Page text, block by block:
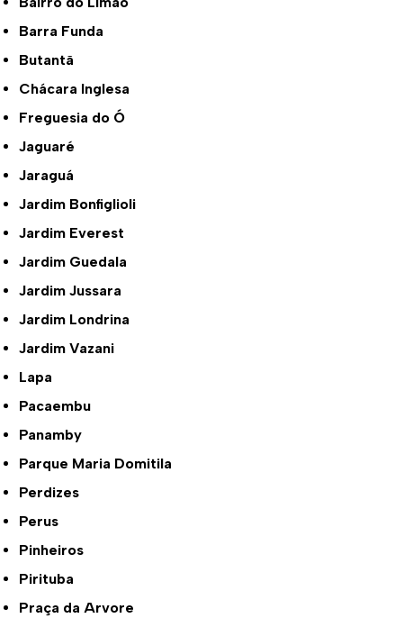
Barra Funda
Butantã
Chácara Inglesa
Freguesia do Ó
Jaguaré
Jaraguá
Jardim Bonfiglioli
Jardim Everest
Jardim Guedala
Jardim Jussara
Jardim Londrina
Jardim Vazani
Lapa
Pacaembu
Panamby
Parque Maria Domitila
Perdizes
Perus
Pinheiros
Pirituba
Praça da Arvore